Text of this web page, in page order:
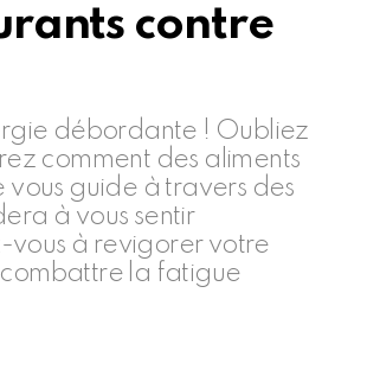
contre
débordante ! Oubliez
comment des aliments
guide à travers des
à vous sentir
vous à revigorer votre
la fatigue